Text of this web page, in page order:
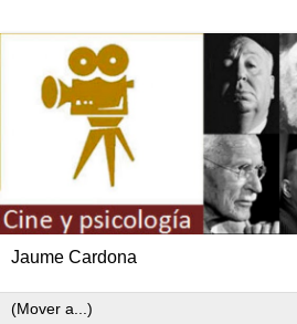
Jaume Cardona